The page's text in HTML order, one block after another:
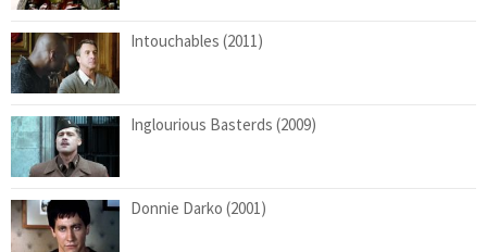
Intouchables (2011)
Inglourious Basterds (2009)
Donnie Darko (2001)